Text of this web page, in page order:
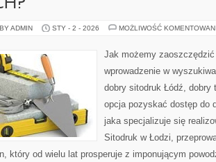
ADMIN STY - 2 - 2026 MOŻLIWOŚĆ
Jak możemy
wprowadzenie w
dobry sitodruk Łódź, dobry
opcja pozyskać dostęp do
jaka specjalizuje się
Sitodruk w Łodzi,
który od wielu lat prosperuje z imponującym